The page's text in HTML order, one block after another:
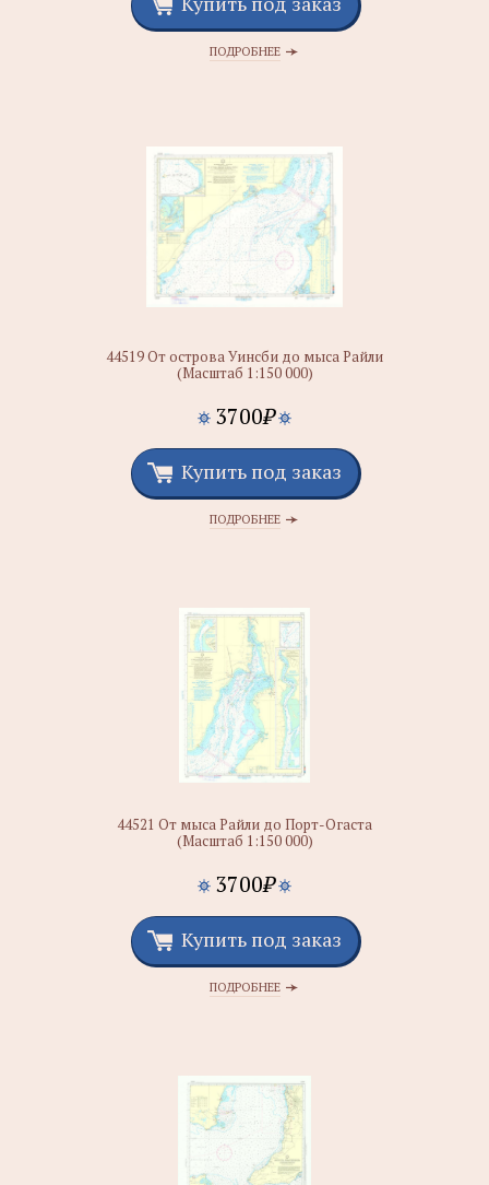
ПОДРОБНЕЕ
44519 От острова Уинсби до мыса Райли
(Масштаб 1:150 000)
3700₽
Купить под заказ
ПОДРОБНЕЕ
44521 От мыса Райли до Порт-Огаста
(Масштаб 1:150 000)
3700₽
Купить под заказ
ПОДРОБНЕЕ